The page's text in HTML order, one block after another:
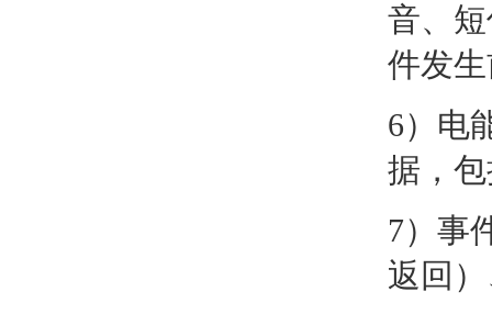
音、
件发
6）电
据，
7）事
返回